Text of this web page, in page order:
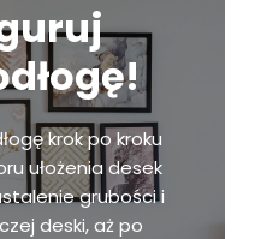
krok po kroku
ułożenia desek
grubości i
deski, aż po